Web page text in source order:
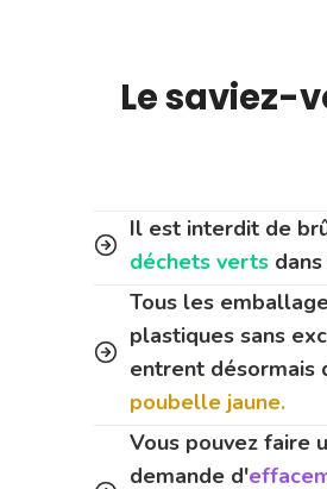
Le saviez-
Il est interdit de
déchets verts
Tous les
plastiques sans
entrent désormais
poubelle jaune.
Vous pouvez faire
demande d'